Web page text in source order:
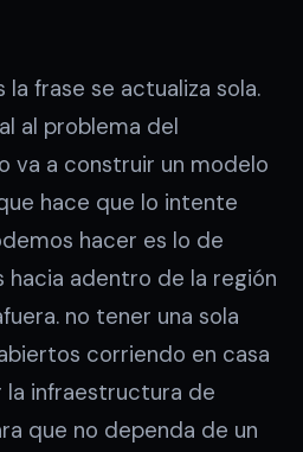
frase se actualiza sola.
al problema del
va a construir un modelo
hace que lo intente
hacer es lo de
hacia adentro de la región
no tener una sola
corriendo en casa
la infraestructura de
que no dependa de un